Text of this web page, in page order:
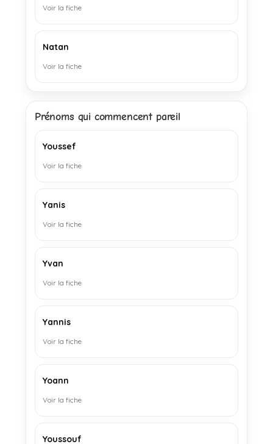
Voir la fiche
Natan
Voir la fiche
Prénoms qui commencent pareil
Youssef
Voir la fiche
Yanis
Voir la fiche
Yvan
Voir la fiche
Yannis
Voir la fiche
Yoann
Voir la fiche
Youssouf